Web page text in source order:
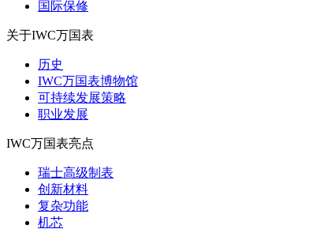
国际保修
关于IWC万国表
历史
IWC万国表博物馆
可持续发展策略
职业发展
IWC万国表亮点
瑞士高级制表
创新材料
复杂功能
机芯